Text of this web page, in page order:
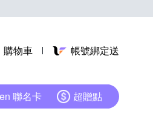
購物車 帳號綁定送
聯名卡 超贈點